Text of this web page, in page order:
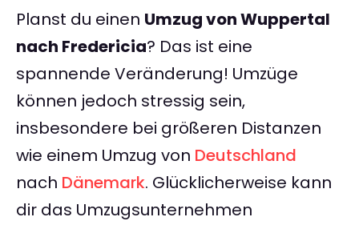
Planst du einen Umzug von Wuppertal
nach Fredericia? Das ist eine
spannende Veränderung! Umzüge
können jedoch stressig sein,
insbesondere bei größeren Distanzen
wie einem Umzug von Deutschland
nach Dänemark. Glücklicherweise kann
dir das Umzugsunternehmen